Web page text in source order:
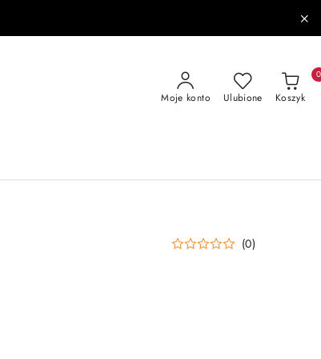
Moje konto Ulubione Koszyk
0
(0)